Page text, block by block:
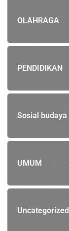
OLAHRAGA
PENDIDIKAN
Sosial budaya
UMUM
Uncategorized